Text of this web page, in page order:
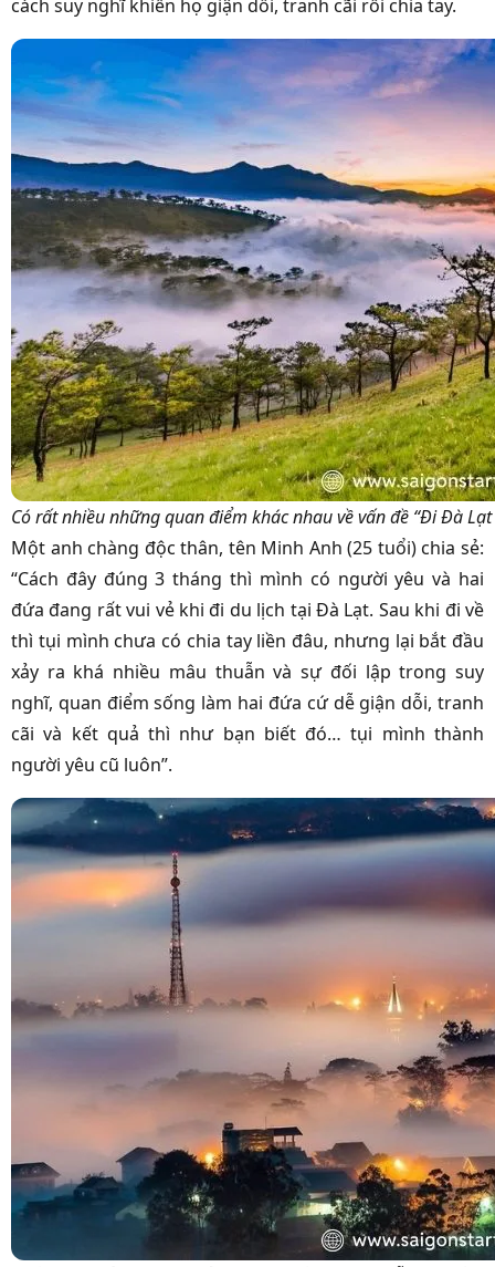
cách suy nghĩ khiến họ giận dỗi, tranh cãi rồi chia tay.
Có rất nhiều những quan điểm khác nhau về vấn đề “Đi Đà Lạt
Một anh chàng độc thân, tên Minh Anh (25 tuổi) chia sẻ:
“Cách đây đúng 3 tháng thì mình có người yêu và hai
đứa đang rất vui vẻ khi đi du lịch tại Đà Lạt. Sau khi đi về
thì tụi mình chưa có chia tay liền đâu, nhưng lại bắt đầu
xảy ra khá nhiều mâu thuẫn và sự đối lập trong suy
nghĩ, quan điểm sống làm hai đứa cứ dễ giận dỗi, tranh
cãi và kết quả thì như bạn biết đó… tụi mình thành
người yêu cũ luôn”.